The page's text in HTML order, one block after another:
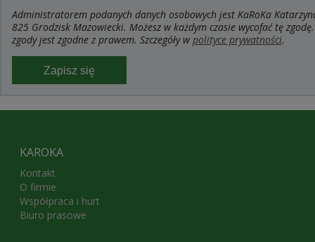
Administratorem podanych danych osobowych jest KaRoKa
825 Grodzisk Mazowiecki. Możesz w każdym czasie wycofać tę
zgody jest zgodne z prawem. Szczegóły wpolityce prywatności.
Zapisz się
KAROKA
Kontakt
O firmie
Współpraca i hurt
Biuro prasowe